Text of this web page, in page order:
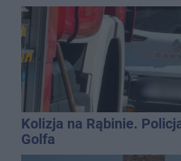
Kolizja na Rąbinie.
Golfa